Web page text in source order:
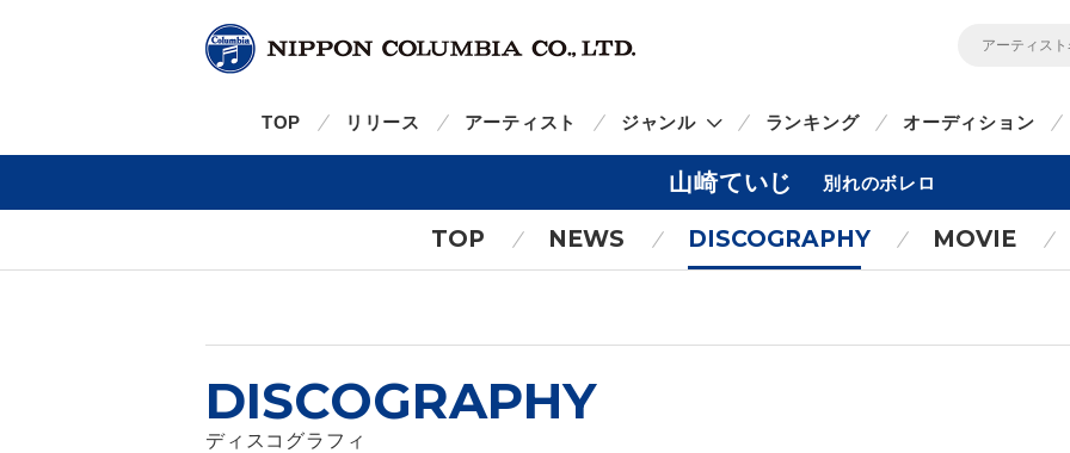
TOP リリース アーティスト ジャンル ランキング オーディション
山崎ていじ 別れのボレロ
TOP NEWS DISCOGRAPHY MOVIE
DISCOGRAPHY
ディスコグラフィ